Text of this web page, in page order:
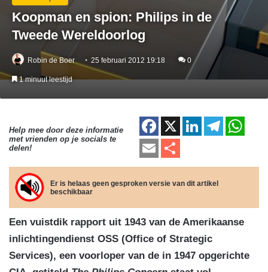
Koopman en spion: Philips in de
Tweede Wereldoorlog
Robin de Boer 25 februari 2012 19:18 0
1 minuut leestijd
Help mee door deze informatie
met vrienden op je socials te
delen!
F
a
c
e
b
o
o
k
X
Li
k
e
dI
n
T
e
a
m
at
A
E
m
ail
el
e
n
Er is helaas geen gesproken versie van dit artikel
beschikbaar
Een vuistdik rapport uit 1943 van de Amerikaanse
inlichtingendienst OSS (Office of Strategic
Services), een voorloper van de in 1947 opgerichte